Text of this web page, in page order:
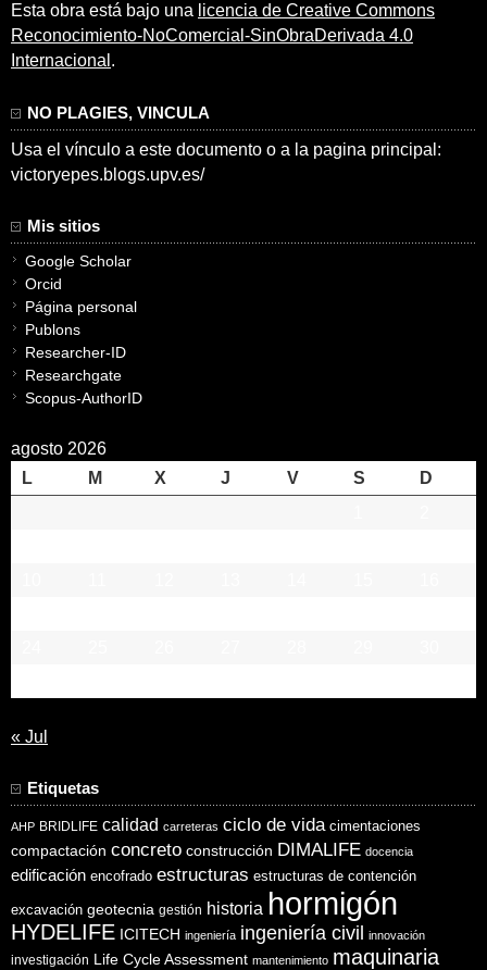
Esta obra está bajo una licencia de Creative Commons
Reconocimiento-NoComercial-SinObraDerivada 4.0
Internacional .
NO PLAGIES, VINCULA
Usa el vínculo a este documento o a la pagina principal:
victoryepes.blogs.upv.es/
Mis sitios
Google Scholar
Orcid
Página personal
Publons
Researcher-ID
Researchgate
Scopus-AuthorID
agosto 2026
L
M X J V S
D
« Jul
Etiquetas
AHP BRIDLIFE calidad carreteras ciclo de vida cimentaciones
compactación concreto construcción DIMALIFE docencia
edificación encofrado estructuras estructuras de contención
excavación geotecnia gestión historia hormigón
HYDELIFE ICITECH ingeniería ingeniería civil innovación
investigación Life Cycle Assessment mantenimiento maquinaria